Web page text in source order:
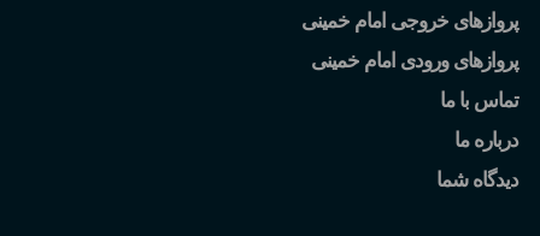
پروازهای خروجی امام خمینی
پروازهای ورودی امام خمینی
تماس با ما
درباره ما
دیدگاه شما